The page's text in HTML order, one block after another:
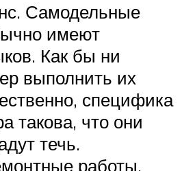
Самодельные
имеют
Как бы ни
выполнить их
специфика
такова, что они
течь.
работы,